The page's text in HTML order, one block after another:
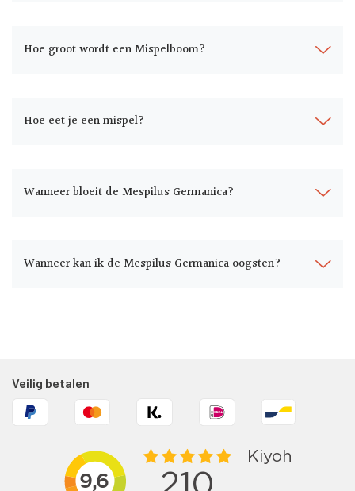
Hoe groot wordt een Mispelboom?
Hoe eet je een mispel?
Wanneer bloeit de Mespilus Germanica?
Wanneer kan ik de Mespilus Germanica oogsten?
Veilig betalen